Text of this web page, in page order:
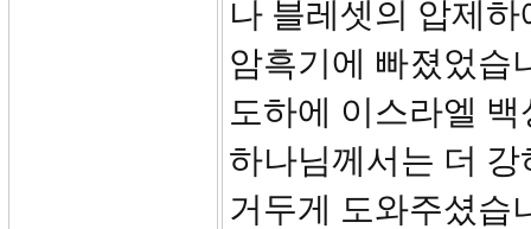
나 블레셋의 압제
암흑기에 빠졌었습
도하에 이스라엘
하나님께서는 더
거두게 도와주셨습